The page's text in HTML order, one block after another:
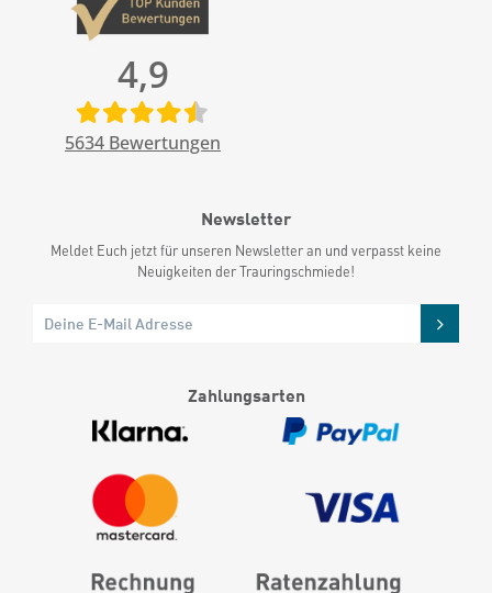
4,9
5634 Bewertungen
Newsletter
Meldet Euch jetzt für unseren Newsletter an und verpasst keine
Neuigkeiten der Trauringschmiede!
Zahlungsarten